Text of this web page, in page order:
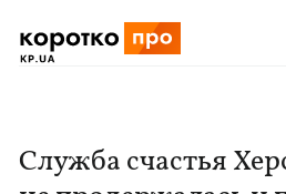
Служба счастья